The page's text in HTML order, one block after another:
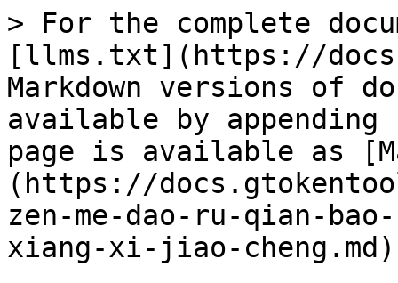
> For the complete
[llms.txt](https://
Markdown versions of
available by
page is available as
(https://
zen-me-dao-ru-qian-
xiang-xi-jiao-